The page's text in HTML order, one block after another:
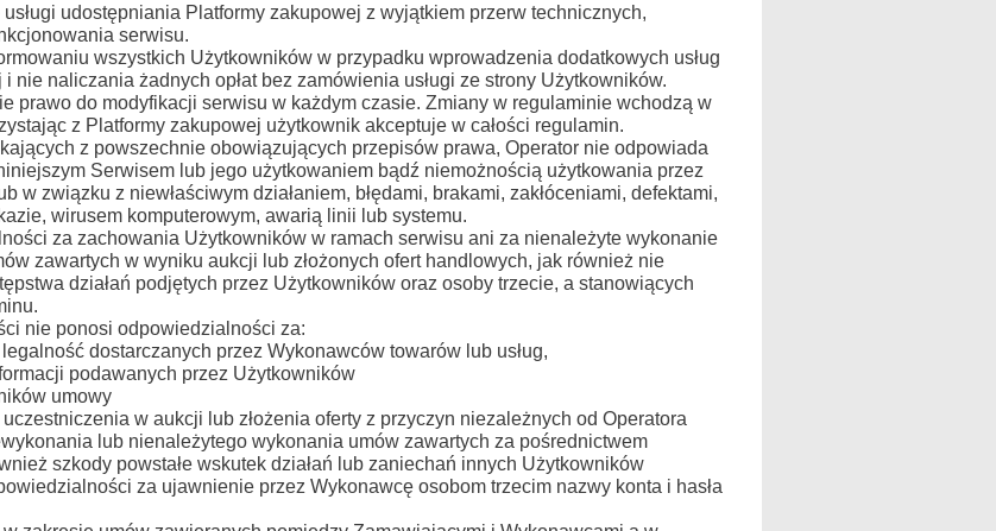
udostępniania Platformy zakupowej z wyjątkiem przerw technicznych,
serwisu.
wszystkich Użytkowników w przypadku wprowadzenia dodatkowych usług
nie naliczania żadnych opłat bez zamówienia usługi ze strony Użytkowników.
prawo do modyfikacji serwisu w każdym czasie. Zmiany w regulaminie wchodzą w
z Platformy zakupowej użytkownik akceptuje w całości regulamin.
z powszechnie obowiązujących przepisów prawa, Operator nie odpowiada
Serwisem lub jego użytkowaniem bądź niemożnością użytkowania przez
w związku z niewłaściwym działaniem, błędami, brakami, zakłóceniami, defektami,
wirusem komputerowym, awarią linii lub systemu.
za zachowania Użytkowników w ramach serwisu ani za nienależyte wykonanie
zawartych w wyniku aukcji lub złożonych ofert handlowych, jak również nie
działań podjętych przez Użytkowników oraz osoby trzecie, a stanowiących
nie ponosi odpowiedzialności za:
dostarczanych przez Wykonawców towarów lub usług,
podawanych przez Użytkowników
umowy
w aukcji lub złożenia oferty z przyczyn niezależnych od Operatora
lub nienależytego wykonania umów zawartych za pośrednictwem
szkody powstałe wskutek działań lub zaniechań innych Użytkowników
za ujawnienie przez Wykonawcę osobom trzecim nazwy konta i hasła